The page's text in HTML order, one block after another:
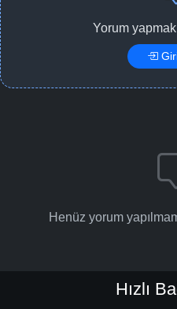
Yorum
Henüz yorum
Hızlı